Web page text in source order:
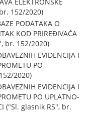
152/2020)
PODATAKA O
KOD PRIREĐIVAČA
br. 152/2020)
EVIDENCIJA I
PO
2020)
EVIDENCIJA I
PO UPLATNO-
("Sl. glasnik RS", br.